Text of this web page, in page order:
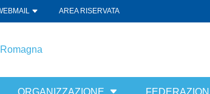
AREA RISERVATA
ORGANIZZAZIONE FEDERAZIONI